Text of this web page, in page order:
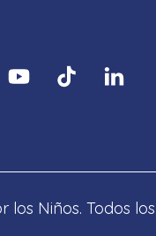
los Niños. Todos